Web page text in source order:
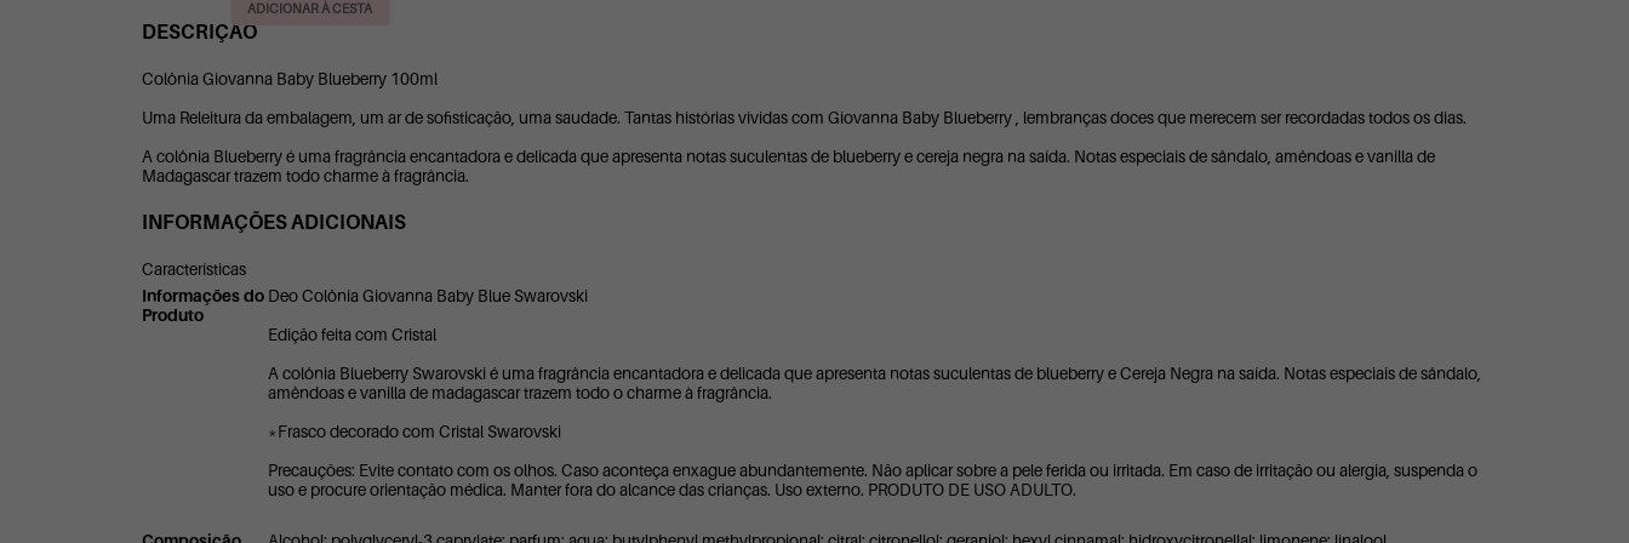
DESCRIÇÃO
Colônia Giovanna Baby Blueberry 100ml
Uma Releitura da embalagem, um ar de sofisticação, uma saudade. Tantas histórias vividas com Giovanna Baby Blueberry , lembranças doces que merecem ser recordadas todos os dias.
A colônia Blueberry é uma fragrância encantadora e delicada que apresenta notas suculentas de blueberry e cereja negra na saída. Notas especiais de sândalo, amêndoas e vanilla de
Madagascar trazem todo charme à fragrância.
INFORMAÇÕES ADICIONAIS
Características
Informações do
Produto
Deo Colônia Giovanna Baby Blue Swarovski
Edição feita com Cristal
A colônia Blueberry Swarovski é uma fragrância encantadora e delicada que apresenta notas suculentas de blueberry e Cereja Negra na saída. Notas especiais de sândalo,
amêndoas e vanilla de madagascar trazem todo o charme à fragrância.
*Frasco decorado com Cristal Swarovski
Precauções: Evite contato com os olhos. Caso aconteça enxague abundantemente. Não aplicar sobre a pele ferida ou irritada. Em caso de irritação ou alergia, suspenda o
uso e procure orientação médica. Manter fora do alcance das crianças. Uso externo. PRODUTO DE USO ADULTO.